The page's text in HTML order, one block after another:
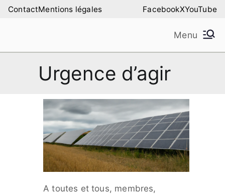
AllerContactMentions légales FacebookXYouTube
Amilure – Les Amis
de la Montagne de
Lure
Menu
Urgence d’agir
A toutes et tous, membres,